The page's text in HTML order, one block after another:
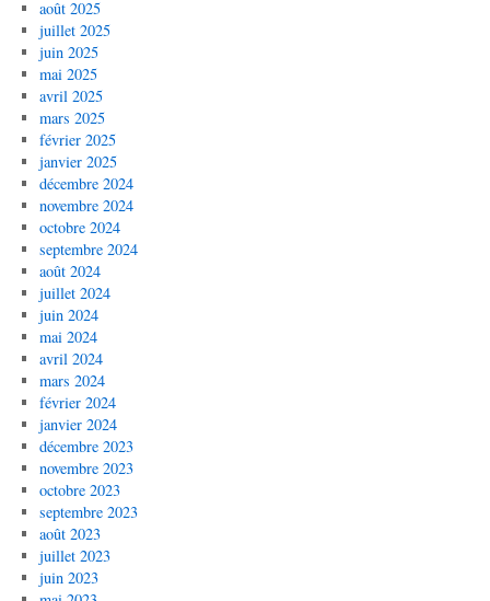
août 2025
juillet 2025
juin 2025
mai 2025
avril 2025
mars 2025
février 2025
janvier 2025
décembre 2024
novembre 2024
octobre 2024
septembre 2024
août 2024
juillet 2024
juin 2024
mai 2024
avril 2024
mars 2024
février 2024
janvier 2024
décembre 2023
novembre 2023
octobre 2023
septembre 2023
août 2023
juillet 2023
juin 2023